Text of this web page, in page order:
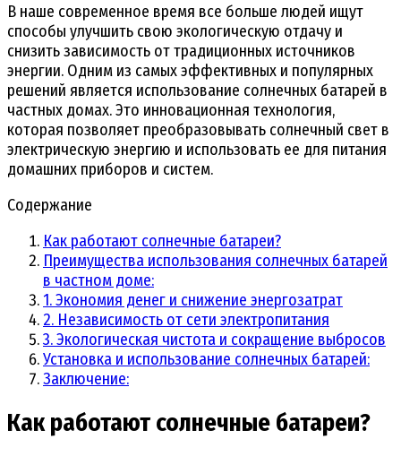
В наше современное время все больше людей ищут
способы улучшить свою экологическую отдачу и
снизить зависимость от традиционных источников
энергии. Одним из самых эффективных и популярных
решений является использование солнечных батарей в
частных домах. Это инновационная технология,
которая позволяет преобразовывать солнечный свет в
электрическую энергию и использовать ее для питания
домашних приборов и систем.
Содержание
Как работают солнечные батареи?
Преимущества использования солнечных батарей
в частном доме:
1. Экономия денег и снижение энергозатрат
2. Независимость от сети электропитания
3. Экологическая чистота и сокращение выбросов
Установка и использование солнечных батарей:
Заключение:
Как работают солнечные батареи?